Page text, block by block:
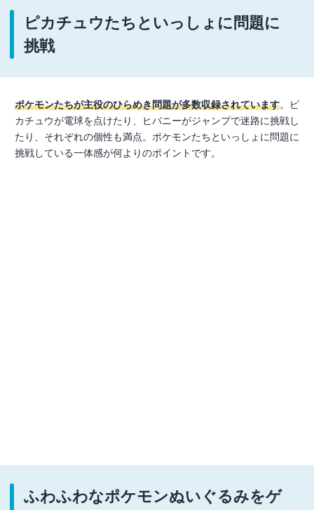
ピカチュウたちといっしょに問題に
挑戦
ポケモンたちが主役のひらめき問題が多数収録されています。ピ
カチュウが電球を点けたり、ヒバニーがジャンプで迷路に挑戦し
たり、それぞれの個性も満点。ポケモンたちといっしょに問題に
挑戦している一体感が何よりのポイントです。
ふわふわなポケモンぬいぐるみをゲ